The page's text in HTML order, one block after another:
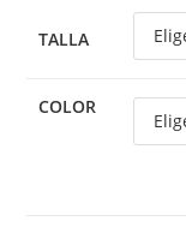
TALLA
COLOR